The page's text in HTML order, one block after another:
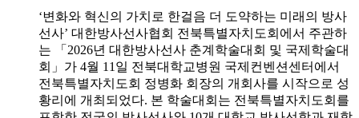
‘변화와 혁신의 가치로 한걸음 더 도약하는 미래의 방사
선사’ 대한방사선사협회 전북특별자치도회에서 주관하
는 「2026년 대한방사선사 춘계학술대회 및 국제학술대
회」가 4월 11일 전북대학교병원 국제컨벤션센터에서
전북특별자치도회 정병화 회장의 개회사를 시작으로 성
황리에 개최되었다. 본 학술대회는 전북특별자치도회를